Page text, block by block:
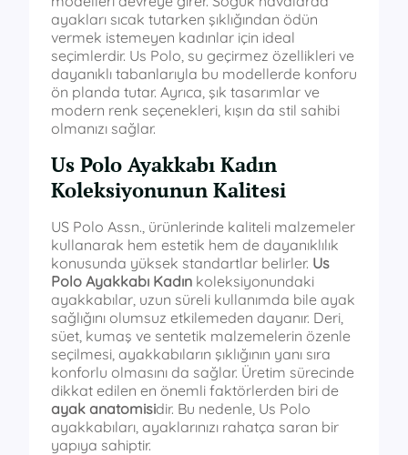
ayakları sıcak tutarken şıklığından ödün
vermek istemeyen kadınlar için ideal
seçimlerdir. Us Polo, su geçirmez özellikleri ve
dayanıklı tabanlarıyla bu modellerde konforu
ön planda tutar. Ayrıca, şık tasarımlar ve
modern renk seçenekleri, kışın da stil sahibi
olmanızı sağlar.
Us Polo Ayakkabı Kadın
Koleksiyonunun Kalitesi
US Polo Assn., ürünlerinde kaliteli malzemeler
kullanarak hem estetik hem de dayanıklılık
konusunda yüksek standartlar belirler. Us
Polo Ayakkabı Kadın koleksiyonundaki
ayakkabılar, uzun süreli kullanımda bile ayak
sağlığını olumsuz etkilemeden dayanır. Deri,
süet, kumaş ve sentetik malzemelerin özenle
seçilmesi, ayakkabıların şıklığının yanı sıra
konforlu olmasını da sağlar. Üretim sürecinde
dikkat edilen en önemli faktörlerden biri de
ayak anatomisidir. Bu nedenle, Us Polo
ayakkabıları, ayaklarınızı rahatça saran bir
yapıya sahiptir.